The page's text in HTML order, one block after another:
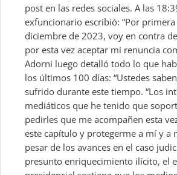
post en las redes sociales. A las
exfuncionario escribió: “Por
diciembre de 2023, voy en contra
por esta vez aceptar mi renuncia
Adorni luego detalló todo lo que
los últimos 100 días: “Ustedes
sufrido durante este tiempo. “Los
mediáticos que he tenido que
pedirles que me acompañen esta
este capítulo y protegerme a mí y a
pesar de los avances en el caso
presunto enriquecimiento ilícito, el